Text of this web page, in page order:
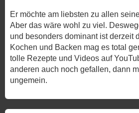
Er möchte am liebsten zu allen
Aber das wäre wohl zu viel.
und besonders dominant ist derzeit
Kochen und Backen mag es total
tolle Rezepte und Videos auf
anderen auch noch gefallen, dann
ungemein.